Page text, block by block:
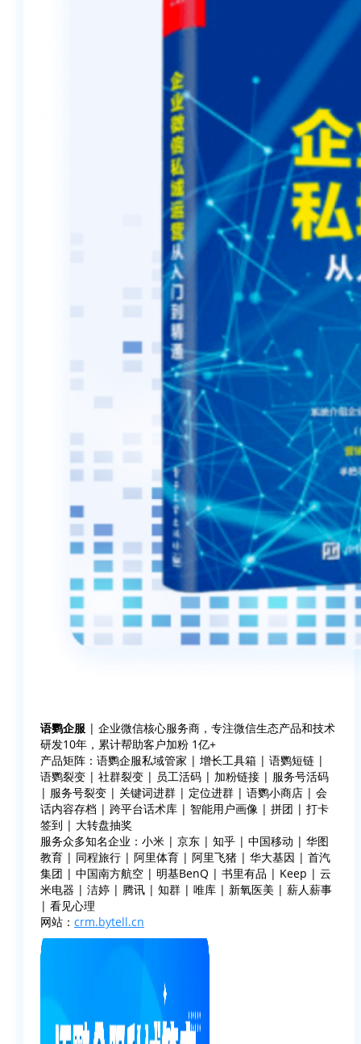
语鹦企服 | 企业微信核心服务商，专注微信生态产品和技术
研发10年，累计帮助客户加粉 1亿+
产品矩阵：语鹦企服私域管家 | 增长工具箱 | 语鹦短链 |
语鹦裂变 | 社群裂变 | 员工活码 | 加粉链接 | 服务号活码
| 服务号裂变 | 关键词进群 | 定位进群 | 语鹦小商店 | 会
话内容存档 | 跨平台话术库 | 智能用户画像 | 拼团 | 打卡
签到 | 大转盘抽奖
服务众多知名企业：小米 | 京东 | 知乎 | 中国移动 | 华图
教育 | 同程旅行 | 阿里体育 | 阿里飞猪 | 华大基因 | 首汽
集团 | 中国南方航空 | 明基BenQ | 书里有品 | Keep | 云
米电器 | 洁婷 | 腾讯 | 知群 | 唯库 | 新氧医美 | 薪人薪事
| 看见心理
网站： crm.bytell.cn